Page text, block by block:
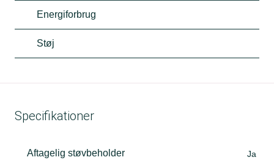
Energiforbrug
Støj
Specifikationer
Aftagelig støvbeholder Ja